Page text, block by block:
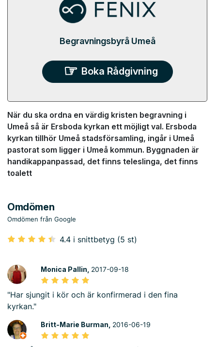
Begravningsbyrå Umeå
Boka Rådgivning
När du ska ordna en värdig kristen begravning i
Umeå så är Ersboda kyrkan ett möjligt val. Ersboda
kyrkan tillhör Umeå stadsförsamling, ingår i Umeå
pastorat som ligger i Umeå kommun. Byggnaden är
handikappanpassad, det finns teleslinga, det finns
toalett
Omdömen
Omdömen från Google
4.4 i snittbetyg (5 st)
Monica Pallin, 2017-09-18
"Har sjungit i kör och är konfirmerad i den fina
kyrkan."
Britt-Marie Burman, 2016-06-19